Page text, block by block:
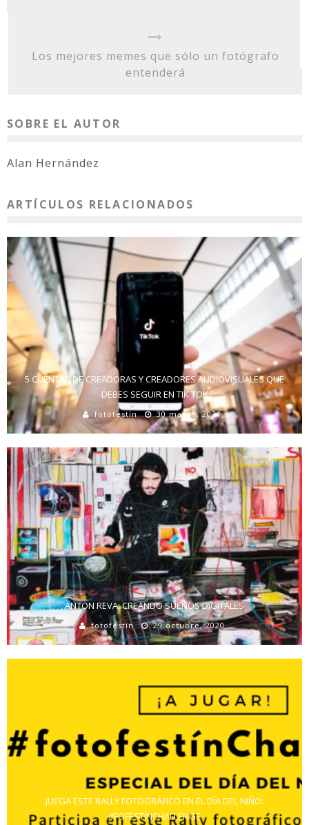
Los mejores memes que sólo un fotógrafo
entenderá
SOBRE EL AUTOR
Alan Hernández
ARTÍCULOS RELACIONADOS
5 CUENTAS DE CREADORAS Y CREADORES AUDIOVISUALES QUE
DEBES SEGUIR EN TIK TOK
fotofestín 30 marzo, 2021
ANTON REVA: CREANDO SUEÑOS DIGITALES
fotofestín 29 octubre, 2020
JUEGA ESTE RALLY FOTOGRÁFICO EN EL DÍA DEL NIÑO:
#FOFESTÍNCHALLENGE